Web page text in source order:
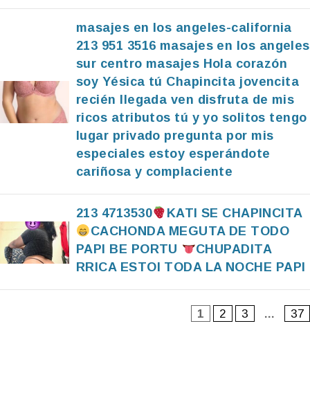
masajes en los angeles-california
213 951 3516 masajes en los angeles
sur centro masajes Hola corazón
soy Yésica tú Chapincita jovencita
recién llegada ven disfruta de mis
ricos atributos tú y yo solitos tengo
lugar privado pregunta por mis
especiales estoy esperándote
cariñosa y complaciente
213 4713530
KATI SE CHAPINCITA
CACHONDA MEGUTA DE TODO
PAPI BE PORTU
CHUPADITA
RRICA ESTOI TODA LA NOCHE PAPI
1 2 3 … 37